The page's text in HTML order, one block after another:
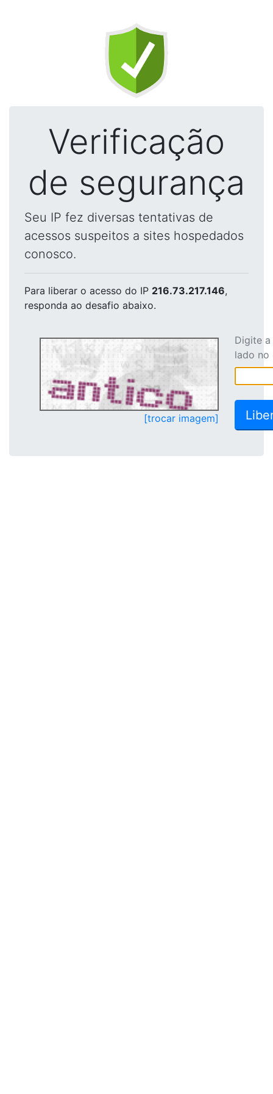
Verificação
de segurança
Seu IP fez diversas tentativas de
acessos suspeitos a sites hospedados
conosco.
Para liberar o acesso do IP 216.73.217.146,
responda ao desafio abaixo.
[trocar imagem]
Digite
lado no